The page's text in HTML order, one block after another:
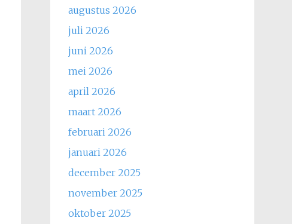
augustus 2026
juli 2026
juni 2026
mei 2026
april 2026
maart 2026
februari 2026
januari 2026
december 2025
november 2025
oktober 2025